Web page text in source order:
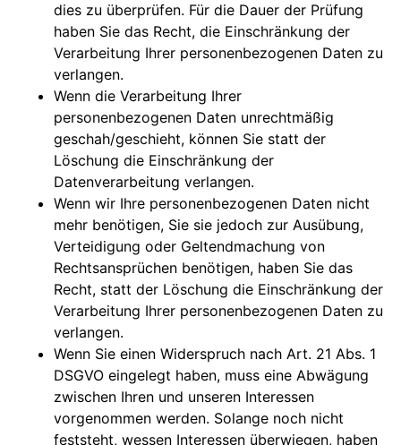
dies zu überprüfen. Für die Dauer der Prüfung
haben Sie das Recht, die Einschränkung der
Verarbeitung Ihrer personenbezogenen Daten zu
verlangen.
Wenn die Verarbeitung Ihrer
personenbezogenen Daten unrechtmäßig
geschah/geschieht, können Sie statt der
Löschung die Einschränkung der
Datenverarbeitung verlangen.
Wenn wir Ihre personenbezogenen Daten nicht
mehr benötigen, Sie sie jedoch zur Ausübung,
Verteidigung oder Geltendmachung von
Rechtsansprüchen benötigen, haben Sie das
Recht, statt der Löschung die Einschränkung der
Verarbeitung Ihrer personenbezogenen Daten zu
verlangen.
Wenn Sie einen Widerspruch nach Art. 21 Abs. 1
DSGVO eingelegt haben, muss eine Abwägung
zwischen Ihren und unseren Interessen
vorgenommen werden. Solange noch nicht
feststeht, wessen Interessen überwiegen, haben